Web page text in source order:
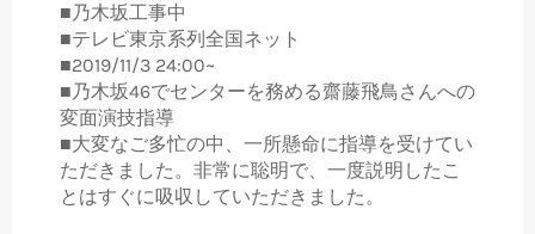
■乃木坂工事中
■テレビ東京系列全国ネット
■2019/11/3 24:00~
■乃木坂46でセンターを務める齋藤飛鳥さんへの
変面演技指導
■大変なご多忙の中、一所懸命に指導を受けてい
ただきました。非常に聡明で、一度説明したこ
とはすぐに吸収していただきました。